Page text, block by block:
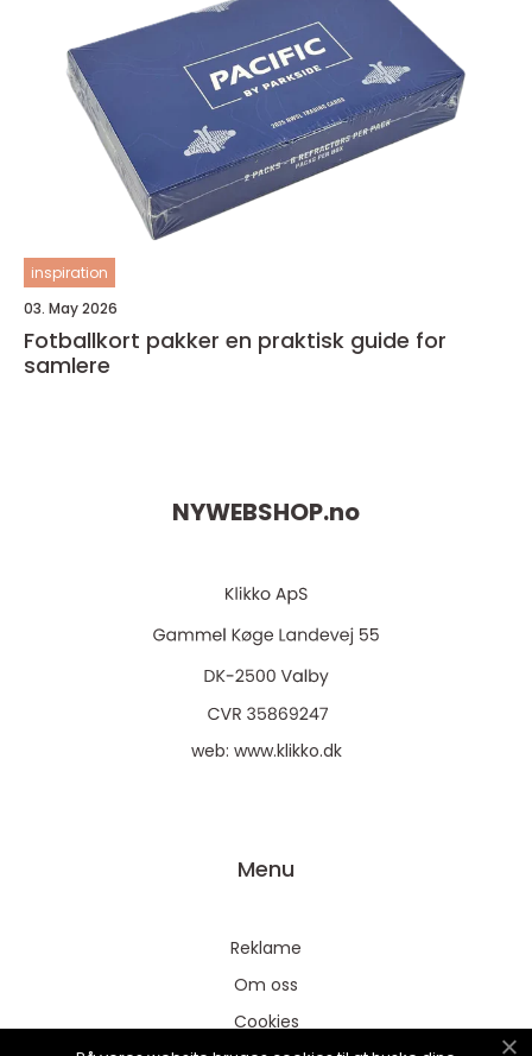
inspiration
03. May 2026
Fotballkort pakker en praktisk guide for
samlere
NYWEBSHOP.no
web: www.klikko.dk
Menu
Reklame
Om oss
Cookies